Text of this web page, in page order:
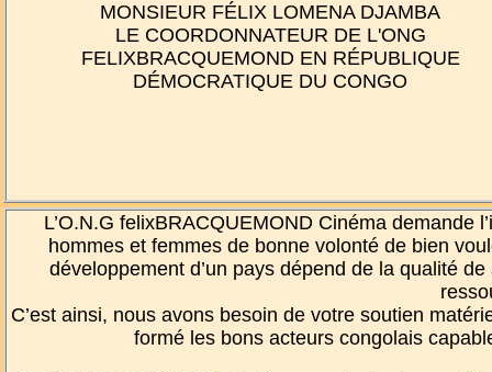
MONSIEUR FÉLIX LOMENA DJAMBA
LE COORDONNATEUR DE L'ONG
FELIXBRACQUEMOND EN RÉPUBLIQUE
DÉMOCRATIQUE DU CONGO
L’O.N.G felixBRACQUEMOND Cinéma demande
hommes et femmes de bonne volonté de bien
développement d’un pays dépend de la qualité
C’est ainsi, nous avons besoin de votre soutien
formé les bons acteurs congolais